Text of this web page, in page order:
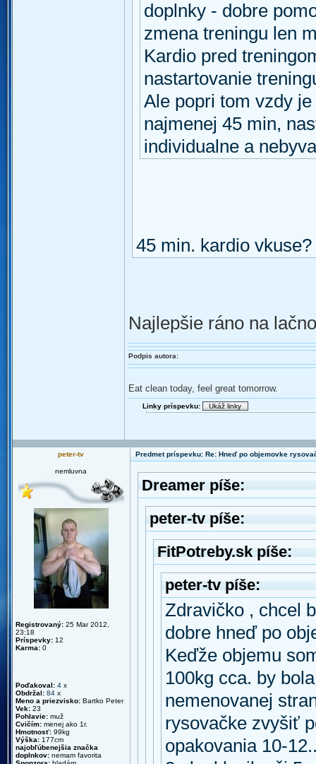
doplnky - dobre
zmena treningu len
Kardio pred
nastartovanie
Ale popri tom vzdy
najmenej 45 min,
individualne a
45 min. kardio
Najlepšie ráno na
Podpis autora:
Eat clean today, feel great tomorrow.
Linky príspevku:
peter-tv Predmet príspevku: Re: Hneď po objemovke
nemluvna
Registrovaný: 25 Mar 2012,
23:18
Príspevky: 12
Karma: 0
Poďakoval: 4 x
Obdržal: 84 x
Meno a priezvisko: Bartko Peter
Vek: 23
Pohlavie: muž
Cvičím: menej ako 1r.
Hmotnosť: 99kg
Výška: 177cm
najobľúbenejšia značka
doplnkov: nemam favorita
Dreamer píše:
peter-tv píše:
FitPotreby.sk píše:
peter-tv píše:
Zdravičko , chcel
dobre hneď po
Keďže objemu
100kg cca. by
nemenovanej
rysovačke zvyšiť
opakovania 10-